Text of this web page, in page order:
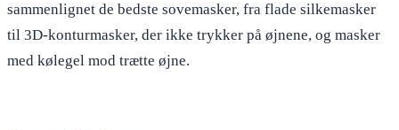
sammenlignet de bedste sovemasker, fra flade silkemasker
til 3D-konturmasker, der ikke trykker på øjnene, og masker
med kølegel mod trætte øjne.